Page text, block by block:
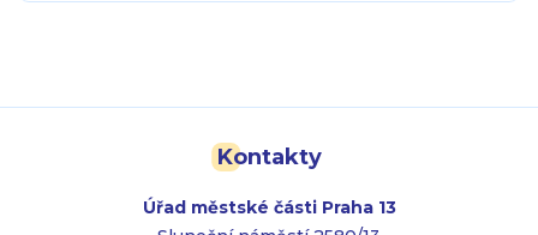
Kontakty
Úřad městské části Praha 13